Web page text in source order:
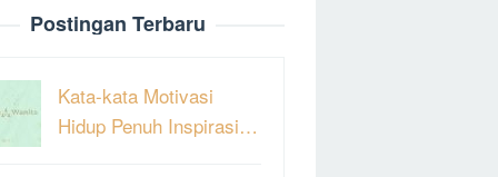
Postingan Terbaru
Kata-kata Motivasi
Hidup Penuh Inspirasi…